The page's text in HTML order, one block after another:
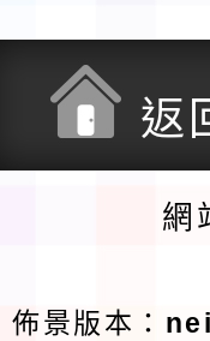
返
網
佈景版本：